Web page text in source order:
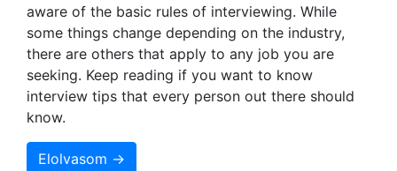
aware of the basic rules of interviewing. While
some things change depending on the industry,
there are others that apply to any job you are
seeking. Keep reading if you want to know
interview tips that every person out there should
know.
Elolvasom →